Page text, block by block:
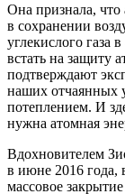
Она признала, что
в сохранении
углекислого газа
встать на защиту
подтверждают
наших отчаянных
потеплением. И
нужна атомная
Вдохновителем
в июне 2016 года,
массовое